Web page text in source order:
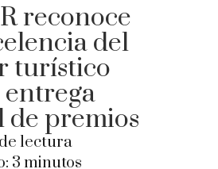
reconoce
del
turístico
entrega
de premios
lectura
3 minutos